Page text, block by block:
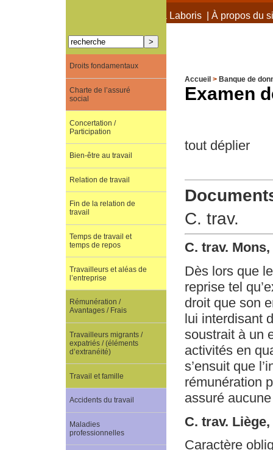
À propos de Terra Laboris| À propos du
Accueil > Banque de
Examen
tout déplier
C. trav.
C. trav.
Dès lors que
reprise tel
droit que son
lui interdisant
soustrait à un
activités en
s’ensuit que
rémunération
assuré
C. trav.
Caractère
Droits fondamentaux
Charte de l’assuré
social
Concertation /
Participation
Bien-être au travail
Relation de travail
Fin de la relation de
travail
Temps de travail et
temps de repos
Travailleurs et aléas de
l’entreprise
Rémunération /
Avantages / Frais
Travailleurs migrants /
expatriés / (éléments
d’extranéité)
Travail et famille
Accidents du travail
Maladies
professionnelles